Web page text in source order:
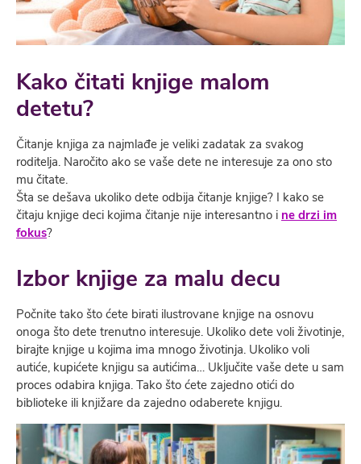
Kako čitati knjige malom
detetu?
Čitanje knjiga za najmlađe je veliki zadatak za svakog
roditelja. Naročito ako se vaše dete ne interesuje za ono sto
mu čitate.
Šta se dešava ukoliko dete odbija čitanje knjige? I kako se
čitaju knjige deci kojima čitanje nije interesantno i ne drzi im
fokus?
Izbor knjige za malu decu
Počnite tako što ćete birati ilustrovane knjige na osnovu
onoga što dete trenutno interesuje. Ukoliko dete voli životinje,
birajte knjige u kojima ima mnogo životinja. Ukoliko voli
autiće, kupićete knjigu sa autićima… Uključite vaše dete u sam
proces odabira knjiga. Tako što ćete zajedno otići do
biblioteke ili knjižare da zajedno odaberete knjigu.